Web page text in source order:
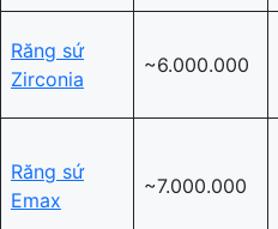
Răng sứ
Zirconia
~6.000.000
Răng sứ
Emax
~7.000.000